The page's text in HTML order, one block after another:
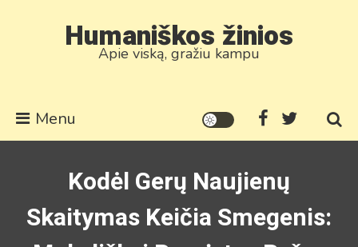
Humaniškos žinios
Apie viską, gražiu kampu
Menu
Kodėl Gerų Naujienų
Skaitymas Keičia Smegenis: